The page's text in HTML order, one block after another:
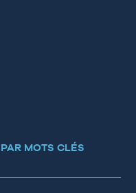
MOTS CLÉS